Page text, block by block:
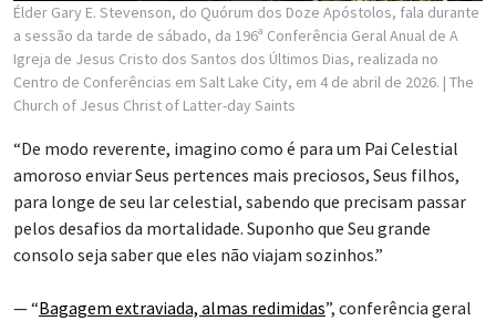
Élder Gary E. Stevenson, do Quórum dos Doze Apóstolos, fala durante
a sessão da tarde de sábado, da 196ª Conferência Geral Anual de A
Igreja de Jesus Cristo dos Santos dos Últimos Dias, realizada no
Centro de Conferências em Salt Lake City, em 4 de abril de 2026. | The
Church of Jesus Christ of Latter-day Saints
“De modo reverente, imagino como é para um Pai Celestial
amoroso enviar Seus pertences mais preciosos, Seus filhos,
para longe de seu lar celestial, sabendo que precisam passar
pelos desafios da mortalidade. Suponho que Seu grande
consolo seja saber que eles não viajam sozinhos.”
— “Bagagem extraviada, almas redimidas”, conferência geral